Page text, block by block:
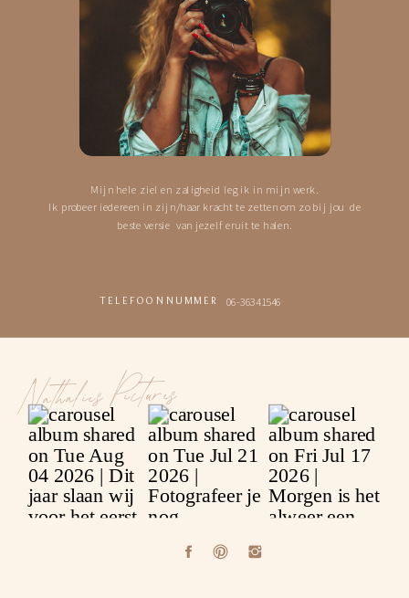
Nathalies Pictures
06-36341546
TELEFOONNUMMER
Mijn hele ziel en zaligheid leg ik in mijn werk.
Ik probeer iedereen in zijn/haar kracht te zetten om zo bij jou de
beste versie van jezelf eruit te halen.